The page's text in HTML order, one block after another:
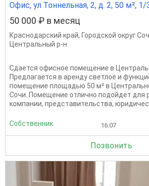
Офис, ул Тоннельная, 2, д. 2, 50 м², 1/
50 000 ₽ в месяц
Краснодарский край, Городской округ
Центральный р-н
Сдается офисное помещение в
Предлагается в аренду светлое и
помещение площадью 50 м² в
Сочи. Помещение отлично подойдет для
компании, представительства,
Собственник 16.07
Позвонить